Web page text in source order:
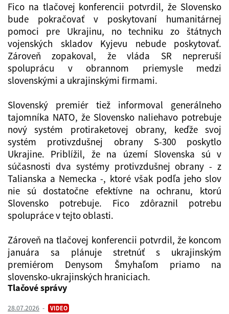
Fico na tlačovej konferencii potvrdil, že Slovensko
bude pokračovať v poskytovaní humanitárnej
pomoci pre Ukrajinu, no techniku zo štátnych
vojenských skladov Kyjevu nebude poskytovať.
Zároveň zopakoval, že vláda SR nepreruší
spoluprácu v obrannom priemysle medzi
slovenskými a ukrajinskými firmami.
Slovenský premiér tiež informoval generálneho
tajomníka NATO, že Slovensko naliehavo potrebuje
nový systém protiraketovej obrany, keďže svoj
systém protivzdušnej obrany S-300 poskytlo
Ukrajine. Priblížil, že na území Slovenska sú v
súčasnosti dva systémy protivzdušnej obrany - z
Talianska a Nemecka -, ktoré však podľa jeho slov
nie sú dostatočne efektívne na ochranu, ktorú
Slovensko potrebuje. Fico zdôraznil potrebu
spolupráce v tejto oblasti.
Zároveň na tlačovej konferencii potvrdil, že koncom
januára sa plánuje stretnúť s ukrajinským
premiérom Denysom Šmyhaľom priamo na
slovensko-ukrajinských hraniciach.
Tlačové správy
28.07.2026 VIDEO